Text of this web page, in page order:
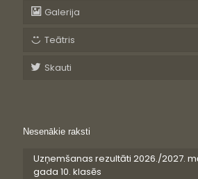
Galerija
Teātris
Skauti
Nesenākie raksti
Uzņemšanas rezultāti 2026./2027.
gada 10. klasēs